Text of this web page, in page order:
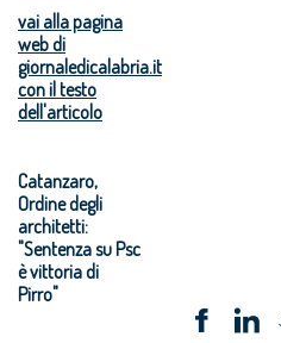
vai alla pagina
web di
giornaledicalabria.it
con il testo
dell'articolo
Catanzaro,
Ordine degli
architetti:
"Sentenza su Psc
è vittoria di
Pirro"